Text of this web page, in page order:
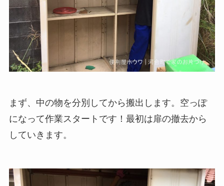
まず、中の物を分別してから搬出します。空っぽ
になって作業スタートです！最初は扉の撤去から
していきます。